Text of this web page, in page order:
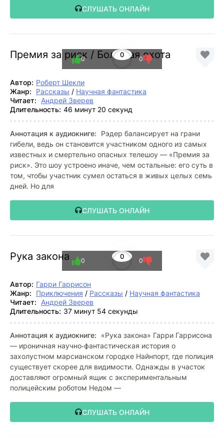
СЛУШАТЬ ОНЛАЙН
Премия за риск / Большая охота
0
0 0
Автор: Роберт Шекли
Жанр:
Рассказы / Научная фантастика
Читает:
Андрей Зверев
Длительность: 46 минут 20 секунд
Аннотация к аудиокниге:
Рэдер балансирует на грани
гибели, ведь он становится участником одного из самых
известных и смертельно опасных телешоу — «Премия за
риск». Это шоу устроено иначе, чем остальные: его суть в
том, чтобы участник сумел остаться в живых целых семь
дней. Но для
СЛУШАТЬ ОНЛАЙН
Рука закона 0
0 0
Автор: Гарри Гаррисон
Жанр:
Приключения / Рассказы / Научная фантастика
Читает:
Андрей Зверев
Длительность: 37 минут 54 секунды
Аннотация к аудиокниге:
«Рука закона» Гарри Гаррисона
— ироничная научно‑фантастическая история о
захолустном марсианском городке Найнпорт, где полиция
существует скорее для видимости. Однажды в участок
доставляют огромный ящик с экспериментальным
полицейским роботом Недом —
СЛУШАТЬ ОНЛАЙН